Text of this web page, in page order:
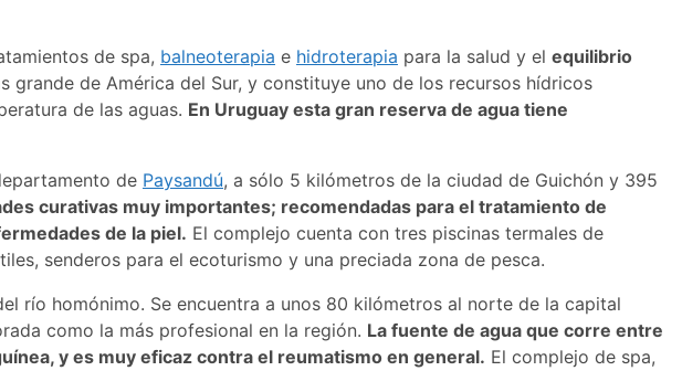
de spa, balneoterapia e hidroterapia para la salud y el equilibrio
grande de América del Sur, y constituye uno de los recursos hídricos
de las aguas. En Uruguay esta gran reserva de agua tiene
de Paysandú, a sólo 5 kilómetros de la ciudad de Guichón y 395
curativas muy importantes; recomendadas para el tratamiento de
de la piel. El complejo cuenta con tres piscinas termales de
senderos para el ecoturismo y una preciada zona de pesca.
río homónimo. Se encuentra a unos 80 kilómetros al norte de la capital
como la más profesional en la región. La fuente de agua que corre entre
y es muy eficaz contra el reumatismo en general. El complejo de spa,